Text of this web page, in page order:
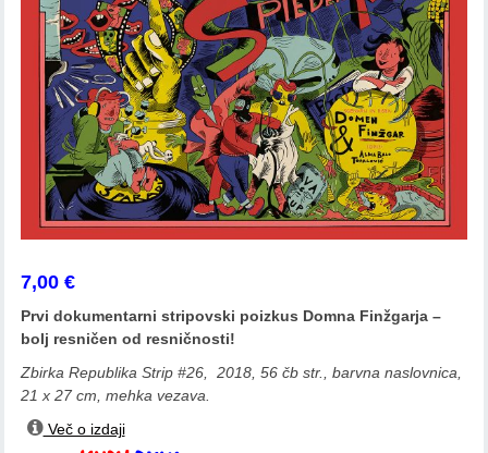
7,00€
Prvi dokumentarni stripovski poizkus Domna Finžgarja –
bolj resničen od resničnosti!
Zbirka Republika Strip #26, 2018, 56 čb str., barvna naslovnica,
21 x 27 cm, mehka vezava.
Več o izdaji